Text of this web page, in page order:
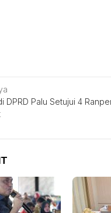
DPRD Palu Setujui 4